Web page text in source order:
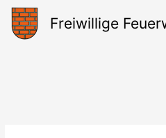
Zum
Inhalt
springen
Freiwillige